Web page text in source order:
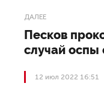
ДАЛЕЕ
Песков
случай оспы
12 июл 2022 16:51